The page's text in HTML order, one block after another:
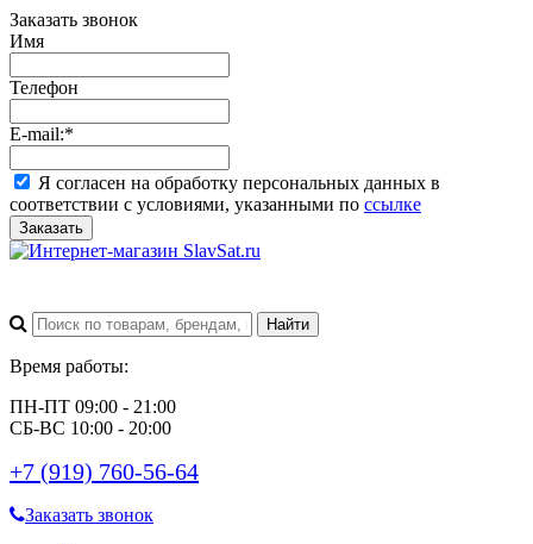
Заказать звонок
Имя
Телефон
E-mail:*
Я согласен на обработку персональных данных в
соответствии с условиями, указанными по ссылке
Заказать
Время работы:
ПН-ПТ 09:00 - 21:00
СБ-ВС 10:00 - 20:00
+7 (919) 760-56-64
Заказать звонок